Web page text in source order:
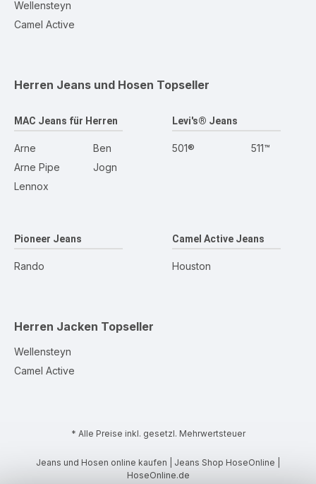
Wellensteyn
Camel Active
Herren Jeans und Hosen Topseller
MAC Jeans für Herren
Arne
Arne Pipe
Lennox
Ben
Jogn
Levi's® Jeans
501® 511™
Pioneer Jeans
Rando
Camel Active Jeans
Houston
Herren Jacken Topseller
Wellensteyn
Camel Active
* Alle Preise inkl. gesetzl. Mehrwertsteuer
Jeans und Hosen online kaufen | Jeans Shop HoseOnline |
HoseOnline.de